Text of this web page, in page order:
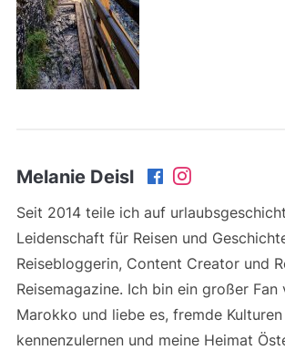
Melanie Deisl
Seit 2014 teile ich auf
Leidenschaft für Reisen und
Reisebloggerin, Content Creator und
Reisemagazine. Ich bin ein großer Fan
Marokko und liebe es, fremde Kulturen
kennenzulernen und meine Heimat